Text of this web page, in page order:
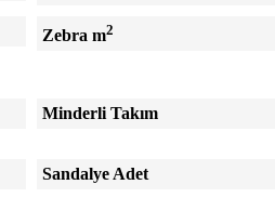
Zebra m2
Minderli Takım
Sandalye Adet